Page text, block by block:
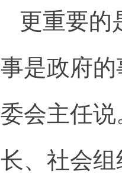
更重要的
事是政府
委会主任
长、社会